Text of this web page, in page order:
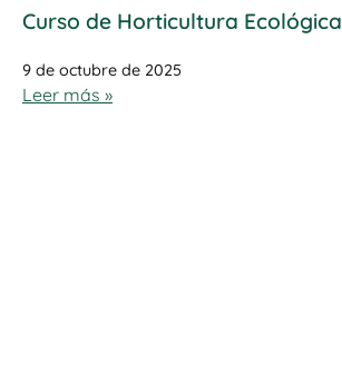
Curso de Horticultura Ecológica
9 de octubre de 2025
Leer más »